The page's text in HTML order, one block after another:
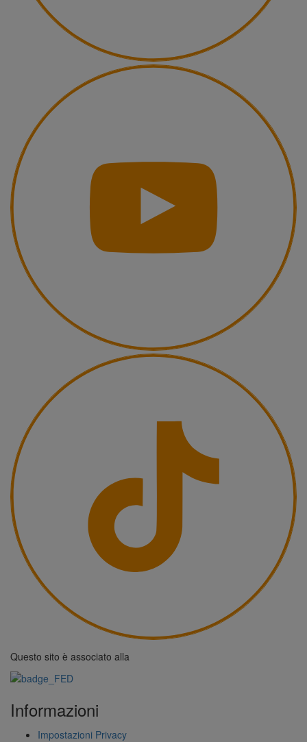
Questo sito è associato alla
Informazioni
Impostazioni Privacy